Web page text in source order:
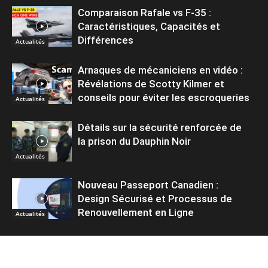
Actualités
Comparaison Rafale vs F-35 :
Caractéristiques, Capacités et
Différences
Actualités
Arnaques de mécaniciens en vidéo :
Révélations de Scotty Kilmer et
conseils pour éviter les escroqueries
Actualités
Détails sur la sécurité renforcée de
la prison du Dauphin Noir
Actualités
Nouveau Passeport Canadien :
Design Sécurisé et Processus de
Renouvellement en Ligne